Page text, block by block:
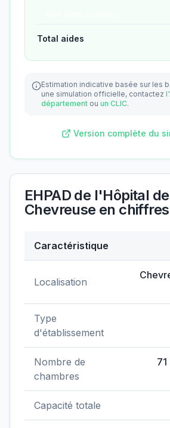
Total aides
Estimation indicative basée sur les
une simulation officielle, contactez
département ou un CLIC.
Version complète du
EHPAD de l'Hôpital de
Chevreuse en chiffres
Caractéristique
Localisation
Type
d'établissement
Nombre de
chambres
71
Capacité totale